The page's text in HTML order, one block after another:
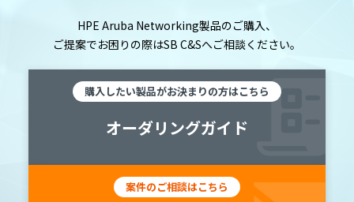
HPE Aruba Networking製品のご購入、
ご提案でお困りの際はSB C&Sへご相談ください。
購入したい製品がお決まりの方はこちら
オーダリングガイド
案件のご相談はこちら